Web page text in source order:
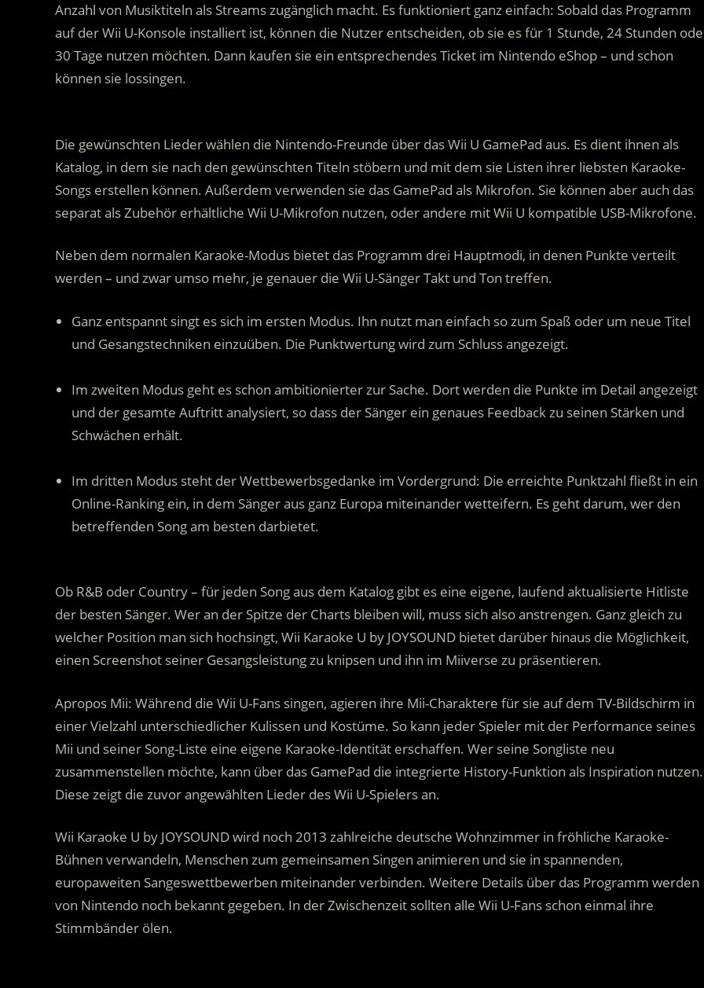
Anzahl von Musiktiteln als Streams zugänglich macht. Es funktioniert ganz einfach: Sobald das Programm
auf der Wii U-Konsole installiert ist, können die Nutzer entscheiden, ob sie es für 1 Stunde, 24 Stunden
30 Tage nutzen möchten. Dann kaufen sie ein entsprechendes Ticket im Nintendo eShop – und schon
können sie lossingen.
Die gewünschten Lieder wählen die Nintendo-Freunde über das Wii U GamePad aus. Es dient ihnen als
Katalog, in dem sie nach den gewünschten Titeln stöbern und mit dem sie Listen ihrer liebsten Karaoke-
Songs erstellen können. Außerdem verwenden sie das GamePad als Mikrofon. Sie können aber auch das
separat als Zubehör erhältliche Wii U-Mikrofon nutzen, oder andere mit Wii U kompatible USB-Mikrofone.
Neben dem normalen Karaoke-Modus bietet das Programm drei Hauptmodi, in denen Punkte verteilt
werden – und zwar umso mehr, je genauer die Wii U-Sänger Takt und Ton treffen.
Ganz entspannt singt es sich im ersten Modus. Ihn nutzt man einfach so zum Spaß oder um neue Titel
und Gesangstechniken einzuüben. Die Punktwertung wird zum Schluss angezeigt.
Im zweiten Modus geht es schon ambitionierter zur Sache. Dort werden die Punkte im Detail angezeigt
und der gesamte Auftritt analysiert, so dass der Sänger ein genaues Feedback zu seinen Stärken und
Schwächen erhält.
Im dritten Modus steht der Wettbewerbsgedanke im Vordergrund: Die erreichte Punktzahl fließt in ein
Online-Ranking ein, in dem Sänger aus ganz Europa miteinander wetteifern. Es geht darum, wer den
betreffenden Song am besten darbietet.
Ob R&B oder Country – für jeden Song aus dem Katalog gibt es eine eigene, laufend aktualisierte Hitliste
der besten Sänger. Wer an der Spitze der Charts bleiben will, muss sich also anstrengen. Ganz gleich zu
welcher Position man sich hochsingt, Wii Karaoke U by JOYSOUND bietet darüber hinaus die Möglichkeit,
einen Screenshot seiner Gesangsleistung zu knipsen und ihn im Miiverse zu präsentieren.
Apropos Mii: Während die Wii U-Fans singen, agieren ihre Mii-Charaktere für sie auf dem TV-Bildschirm in
einer Vielzahl unterschiedlicher Kulissen und Kostüme. So kann jeder Spieler mit der Performance seines
Mii und seiner Song-Liste eine eigene Karaoke-Identität erschaffen. Wer seine Songliste neu
zusammenstellen möchte, kann über das GamePad die integrierte History-Funktion als Inspiration nutzen.
Diese zeigt die zuvor angewählten Lieder des Wii U-Spielers an.
Wii Karaoke U by JOYSOUND wird noch 2013 zahlreiche deutsche Wohnzimmer in fröhliche Karaoke-
Bühnen verwandeln, Menschen zum gemeinsamen Singen animieren und sie in spannenden,
europaweiten Sangeswettbewerben miteinander verbinden. Weitere Details über das Programm werden
von Nintendo noch bekannt gegeben. In der Zwischenzeit sollten alle Wii U-Fans schon einmal ihre
Stimmbänder ölen.